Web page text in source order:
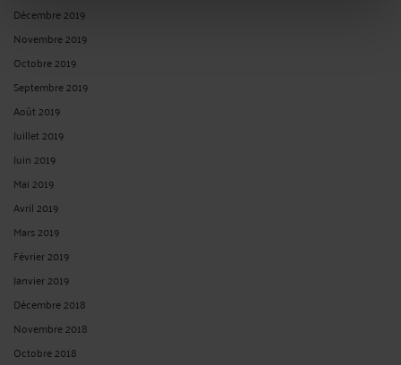
Décembre 2019
Novembre 2019
Octobre 2019
Septembre 2019
Août 2019
Juillet 2019
Juin 2019
Mai 2019
Avril 2019
Mars 2019
Février 2019
Janvier 2019
Décembre 2018
Novembre 2018
Octobre 2018